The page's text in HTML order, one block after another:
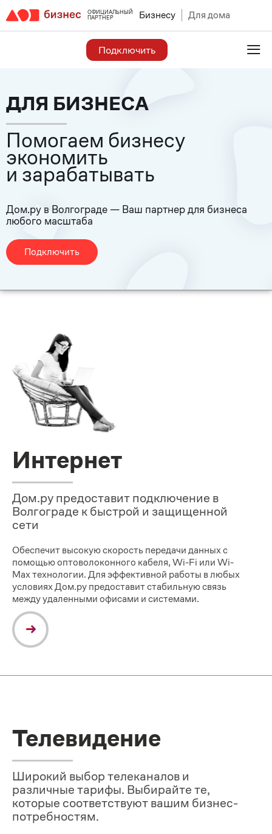
ОФИЦИАЛЬНЫЙ
ПАРТНЕР Бизнесу Для дома
Подключить ≡
ДЛЯ БИЗНЕСА
Помогаем бизнесу
экономить
и зарабатывать
Дом.ру в Волгограде — Ваш партнер для бизнеса
любого масштаба
Подключить
Интернет
Дом.ру предоставит подключение в
Волгограде к быстрой и защищенной
сети
Обеспечит высокую скорость передачи данных с
помощью оптоволоконного кабеля, Wi-Fi или Wi-
Max технологии. Для эффективной работы в любых
условияхДом.ру предоставитстабильную связь
между удаленными офисами и системами.
Телевидение
Широкий выбор телеканалов и
различные тарифы. Выбирайте те,
которые соответствуют вашим бизнес-
потребностям.